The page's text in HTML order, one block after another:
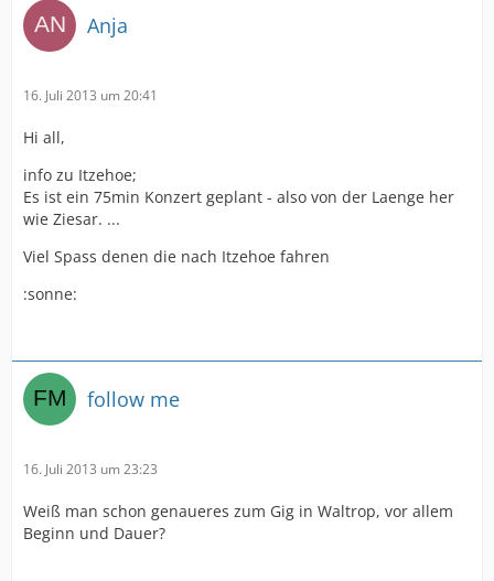
Anja
16. Juli 2013 um 20:41
Hi all,
info zu Itzehoe;
Es ist ein 75min Konzert geplant - also von der Laenge her
wie Ziesar. ...
Viel Spass denen die nach Itzehoe fahren
:sonne:
follow me
16. Juli 2013 um 23:23
Weiß man schon genaueres zum Gig in Waltrop, vor allem
Beginn und Dauer?